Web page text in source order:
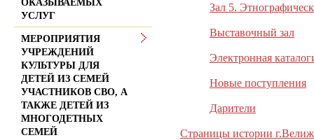
Зал 5.
Выставочный зал
Электронная
Новые поступления
Дарители
Страницы истории
ОКАЗЫВАЕМЫХ
УСЛУГ
МЕРОПРИЯТИЯ
УЧРЕЖДЕНИЙ
КУЛЬТУРЫ ДЛЯ
ДЕТЕЙ ИЗ СЕМЕЙ
УЧАСТНИКОВ СВО, А
ТАКЖЕ ДЕТЕЙ ИЗ
МНОГОДЕТНЫХ
СЕМЕЙ